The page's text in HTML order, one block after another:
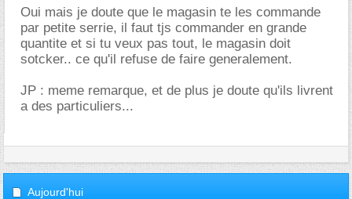
Oui mais je doute que le magasin te les commande
par petite serrie, il faut tjs commander en grande
quantite et si tu veux pas tout, le magasin doit
sotcker.. ce qu'il refuse de faire generalement.
JP : meme remarque, et de plus je doute qu'ils livrent
a des particuliers...
Aujourd'hui